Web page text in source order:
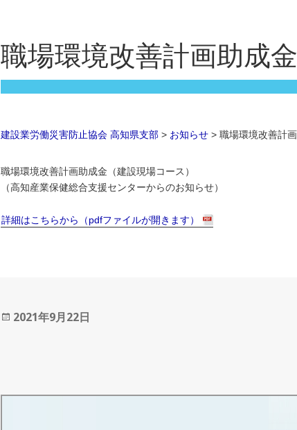
職場環境改善計画助成
建設業労働災害防止協会 高知県支部 > お知らせ >職場環境改善計
職場環境改善計画助成金（建設現場コース）
（高知産業保健総合支援センターからのお知らせ）
詳細はこちらから（pdfファイルが開きます）
投
2021年9月22日